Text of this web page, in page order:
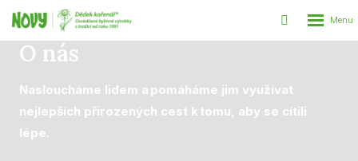
Vyhledávání
menu
O nás
Nasloucháme lidem a pomáháme jim využívat
nejlepších přirozených cest k tomu, aby se cítili
lépe.